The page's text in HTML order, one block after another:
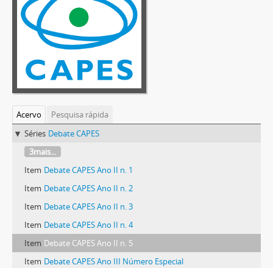
Acervo
Pesquisa rápida
Séries Debate CAPES
3mais...
Item Debate CAPES Ano II n. 1
Item Debate CAPES Ano II n. 2
Item Debate CAPES Ano II n. 3
Item Debate CAPES Ano II n. 4
Item Debate CAPES Ano II n. 5
Item Debate CAPES Ano III Número Especial